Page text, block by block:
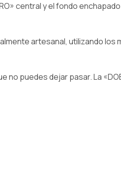
central y el fondo
artesanal, utilizando
no puedes dejar pasar. La